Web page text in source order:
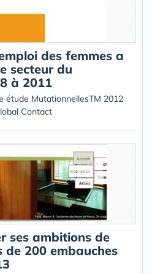
des femmes a
secteur du
à 2011
étude MutationnellesTM 2012
Contact
ses ambitions de
200 embauches